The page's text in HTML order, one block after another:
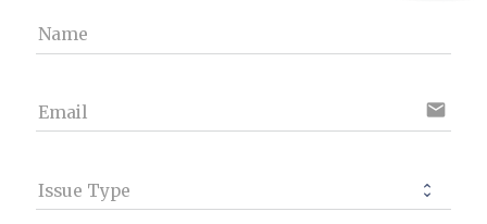
Name
Email email
Issue Type